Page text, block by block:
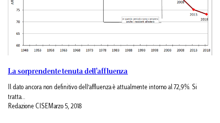
La sorprendente tenuta dell’affluenza
Il dato ancora non definitivo dell’affluenza è attualmente intorno al 72,9%. Si
tratta…
Redazione CISEMarzo 5, 2018